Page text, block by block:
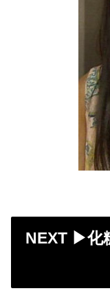
NEXT ▶︎